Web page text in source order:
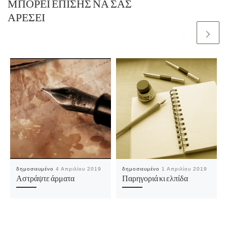
ΜΠΟΡΕΊ ΕΠΊΣΗΣ ΝΑ ΣΑΣ
ΑΡΈΣΕΙ
δημοσιευμένο 4 Απριλίου 2019
Αστράψτε άρματα
δημοσιευμένο 1 Απριλίου 2019
Παρηγοριά κι ελπίδα